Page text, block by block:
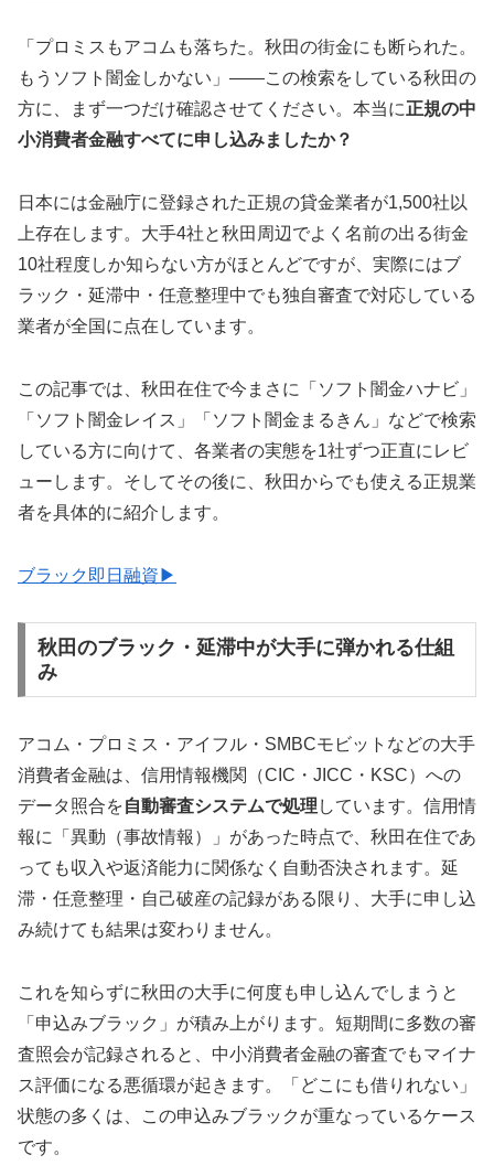
「プロミスもアコムも落ちた。秋田の街金にも断られた。
もうソフト闇金しかない」——この検索をしている秋田の
方に、まず一つだけ確認させてください。本当に正規の中
小消費者金融すべてに申し込みましたか？
日本には金融庁に登録された正規の貸金業者が1,500社以
上存在します。大手4社と秋田周辺でよく名前の出る街金
10社程度しか知らない方がほとんどですが、実際にはブ
ラック・延滞中・任意整理中でも独自審査で対応している
業者が全国に点在しています。
この記事では、秋田在住で今まさに「ソフト闇金ハナビ」
「ソフト闇金レイス」「ソフト闇金まるきん」などで検索
している方に向けて、各業者の実態を1社ずつ正直にレビ
ューします。そしてその後に、秋田からでも使える正規業
者を具体的に紹介します。
ブラック即日融資▶
秋田のブラック・延滞中が大手に弾かれる仕組
み
アコム・プロミス・アイフル・SMBCモビットなどの大手
消費者金融は、信用情報機関（CIC・JICC・KSC）への
データ照合を自動審査システムで処理 しています。信用情
報に「異動（事故情報）」があった時点で、秋田在住であ
っても収入や返済能力に関係なく自動否決されます。延
滞・任意整理・自己破産の記録がある限り、大手に申し込
み続けても結果は変わりません。
これを知らずに秋田の大手に何度も申し込んでしまうと
「申込みブラック」が積み上がります。短期間に多数の審
査照会が記録されると、中小消費者金融の審査でもマイナ
ス評価になる悪循環が起きます。「どこにも借りれない」
状態の多くは、この申込みブラックが重なっているケース
です。